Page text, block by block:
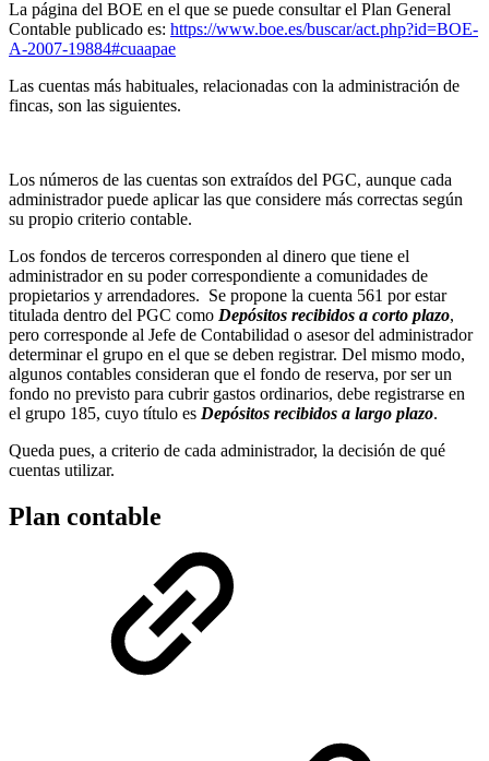
La página del BOE en el que se puede consultar el Plan General
Contable publicado es: https://www.boe.es/buscar/act.php?id=BOE-
A-2007-19884#cuaapae
Las cuentas más habituales, relacionadas con la administración de
fincas, son las siguientes.
Los números de las cuentas son extraídos del PGC, aunque cada
administrador puede aplicar las que considere más correctas según
su propio criterio contable.
Los fondos de terceros corresponden al dinero que tiene el
administrador en su poder correspondiente a comunidades de
propietarios y arrendadores. Se propone la cuenta 561 por estar
titulada dentro del PGC como Depósitos recibidos a corto plazo,
pero corresponde al Jefe de Contabilidad o asesor del administrador
determinar el grupo en el que se deben registrar. Del mismo modo,
algunos contables consideran que el fondo de reserva, por ser un
fondo no previsto para cubrir gastos ordinarios, debe registrarse en
el grupo 185, cuyo título es Depósitos recibidos a largo plazo.
Queda pues, a criterio de cada administrador, la decisión de qué
cuentas utilizar.
Plan contable